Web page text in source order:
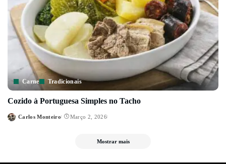
Carne Tradicionais
Cozido à Portuguesa Simples no Tacho
Posted
Carlos Monteiro Março 2, 2026
Mostrar mais